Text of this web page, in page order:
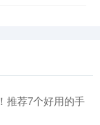
推荐7个好用的手